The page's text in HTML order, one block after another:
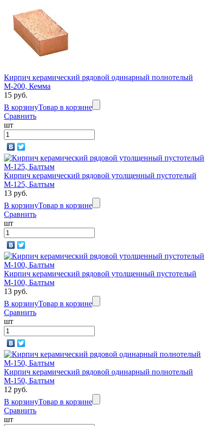
Кирпич керамический рядовой одинарный полнотелый
М-200, Кемма
15 руб.
В корзинуТовар в корзине
Сравнить
шт
Кирпич керамический рядовой утолщенный пустотелый
М-125, Балтым
13 руб.
В корзинуТовар в корзине
Сравнить
шт
Кирпич керамический рядовой утолщенный пустотелый
М-100, Балтым
13 руб.
В корзинуТовар в корзине
Сравнить
шт
Кирпич керамический рядовой одинарный полнотелый
М-150, Балтым
12 руб.
В корзинуТовар в корзине
Сравнить
шт